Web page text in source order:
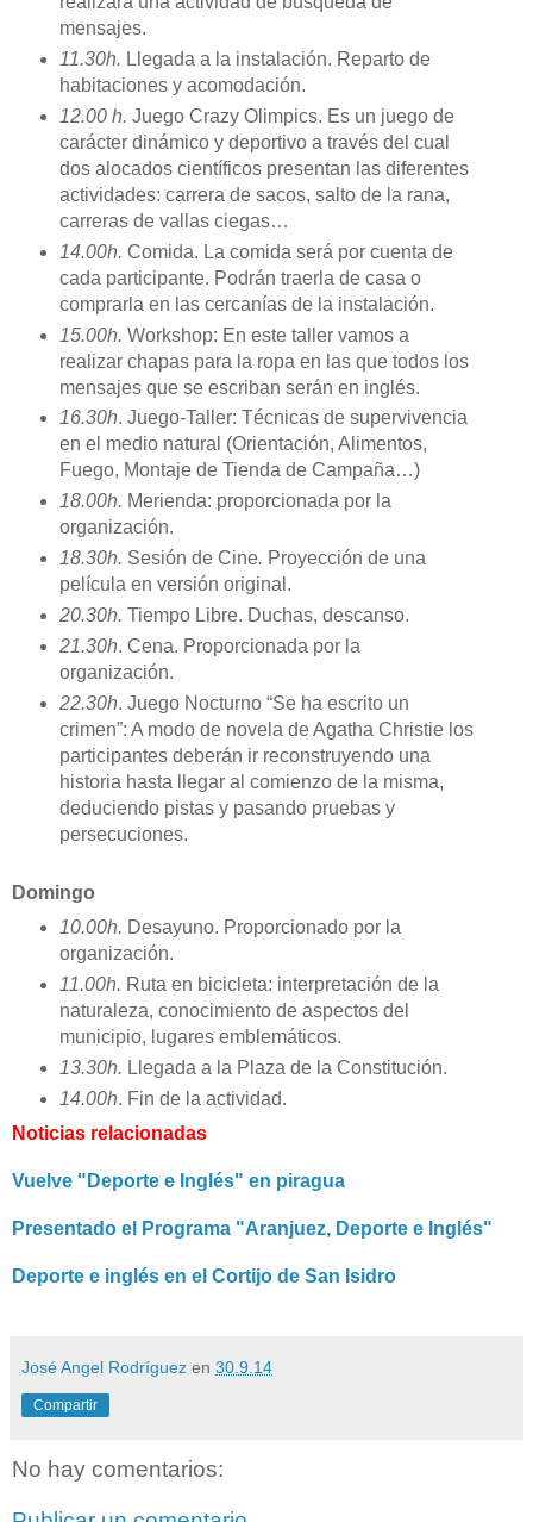
mensajes.
11.30h. Llegada a la instalación. Reparto de
habitaciones y acomodación.
12.00 h. Juego Crazy Olimpics. Es un juego de
carácter dinámico y deportivo a través del cual
dos alocados científicos presentan las diferentes
actividades: carrera de sacos, salto de la rana,
carreras de vallas ciegas…
14.00h. Comida. La comida será por cuenta de
cada participante. Podrán traerla de casa o
comprarla en las cercanías de la instalación.
15.00h. Workshop: En este taller vamos a
realizar chapas para la ropa en las que todos los
mensajes que se escriban serán en inglés.
16.30h. Juego-Taller: Técnicas de supervivencia
en el medio natural (Orientación, Alimentos,
Fuego, Montaje de Tienda de Campaña…)
18.00h. Merienda: proporcionada por la
organización.
18.30h. Sesión de Cine. Proyección de una
película en versión original.
20.30h. Tiempo Libre. Duchas, descanso.
21.30h. Cena. Proporcionada por la
organización.
22.30h. Juego Nocturno “Se ha escrito un
crimen”: A modo de novela de Agatha Christie los
participantes deberán ir reconstruyendo una
historia hasta llegar al comienzo de la misma,
deduciendo pistas y pasando pruebas y
persecuciones.
Domingo
10.00h. Desayuno. Proporcionado por la
organización.
11.00h. Ruta en bicicleta: interpretación de la
naturaleza, conocimiento de aspectos del
municipio, lugares emblemáticos.
13.30h. Llegada a la Plaza de la Constitución.
14.00h. Fin de la actividad.
Noticias relacionadas
Vuelve "Deporte e Inglés" en piragua
Presentado el Programa "Aranjuez, Deporte e Inglés"
Deporte e inglés en el Cortijo de San Isidro
José Angel Rodríguez en 30.9.14
Compartir
No hay comentarios: